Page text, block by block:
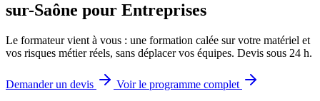
sur-Saône pour Entreprises
Le formateur vient à vous : une formation calée sur votre matériel et
vos risques métier réels, sans déplacer vos équipes. Devis sous 24 h.
Demander un devis
Voir le programme complet